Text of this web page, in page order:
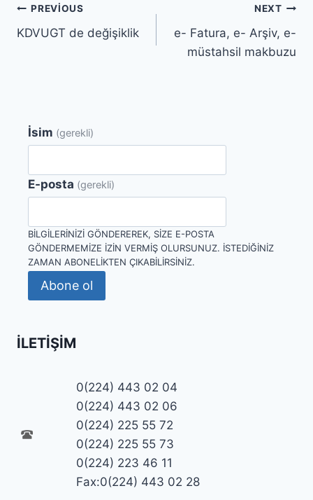
Yazı
gezinmesi
PREVIOUS
KDVUGT de değişiklik
NEXT
e- Fatura, e- Arşiv, e-
müstahsil makbuzu
İsim (gerekli)
E-posta (gerekli)
BILGILERINIZI GÖNDEREREK, SIZE E-POSTA
GÖNDERMEMIZE IZIN VERMIŞ OLURSUNUZ. İSTEDIĞINIZ
ZAMAN ABONELIKTEN ÇIKABILIRSINIZ.
Abone ol
İLETIŞIM
0(224) 443 02 04
0(224) 443 02 06
0(224) 225 55 72
0(224) 225 55 73
0(224) 223 46 11
Fax:0(224) 443 02 28